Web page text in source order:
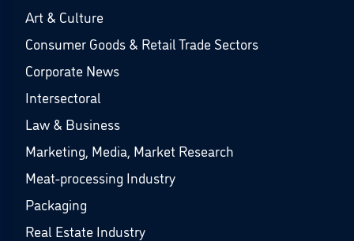
Art & Culture
Consumer Goods & Retail Trade Sectors
Corporate News
Intersectoral
Law & Business
Marketing, Media, Market Research
Meat-processing Industry
Packaging
Real Estate Industry